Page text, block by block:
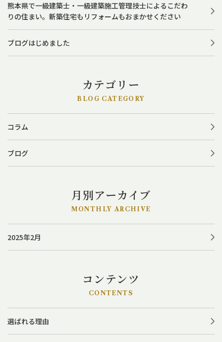
熊本県で一級建築士・一級建築施工管理技士によるこだわ
りの住まい。新築住宅もリフォームもおまかせください
ブログはじめました
カテゴリー
BLOG CATEGORY
コラム
ブログ
月別アーカイブ
MONTHLY ARCHIVE
2025年2月
コンテンツ
CONTENTS
選ばれる理由